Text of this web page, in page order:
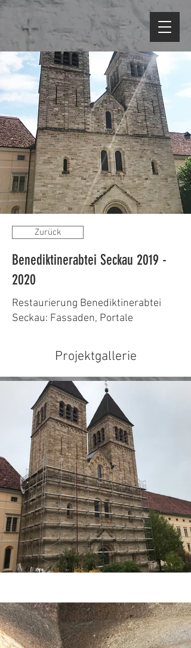
Zurück
Benediktinerabtei Seckau 2019 -
2020
Restaurierung Benediktinerabtei
Seckau: Fassaden, Portale
Projektgallerie